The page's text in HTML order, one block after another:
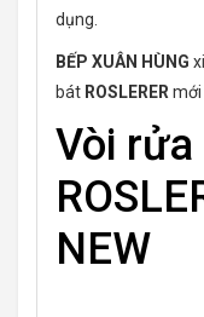
dụng.
BẾP XUÂN HÙNG
bát ROSLERER
Vòi
NEW